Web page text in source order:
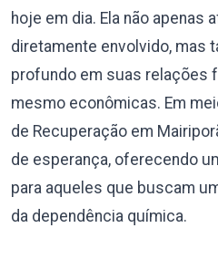
hoje em dia. Ela não apenas
diretamente envolvido, mas
profundo em suas relações
mesmo econômicas. Em
de Recuperação em
de esperança, oferecendo
para aqueles que buscam
da dependência química.